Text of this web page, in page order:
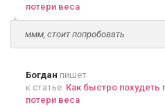
потери веса
ммм, стоит попробовать
Богдан пишет
к статье: Как быстро похудеть
потери веса